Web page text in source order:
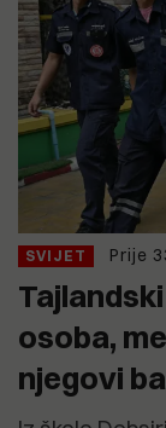
SVIJET Prije
osoba,
njegovi